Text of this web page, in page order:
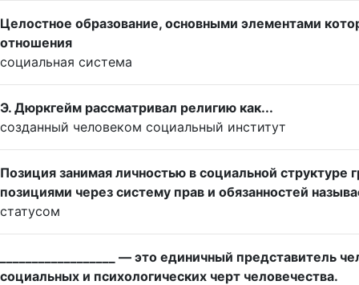
Целостное образование, основными элементами
отношения
социальная система
Э. Дюркгейм рассматривал религию как...
созданный человеком социальный институт
Позиция занимая личностью в социальной структуре
позициями через систему прав и обязанностей
статусом
__________________ — это единичный представитель
социальных и психологических черт человечества.